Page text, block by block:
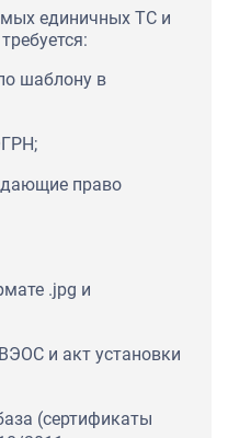
единичных ТС и
шаблону в
право
.jpg и
и акт установки
(сертификаты